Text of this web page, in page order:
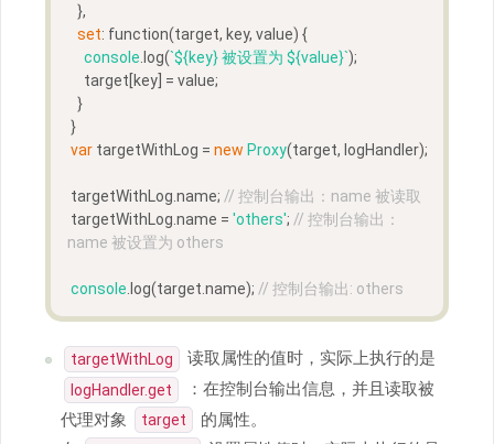
   },
set: function(target, key, value) {
console .log(`${key} 被设置为 ${value}`);
     target[key] = value;
   }
}
var targetWithLog = new Proxy(target, logHandler);
targetWithLog.name; // 控制台输出：name 被读取
targetWithLog.name = 'others'; // 控制台输出：
name 被设置为 others
console .log(target.name); // 控制台输出: others
targetWithLog 读取属性的值时，实际上执行的是
logHandler.get
：在控制台输出信息，并且读取被
代理对象
target
的属性。